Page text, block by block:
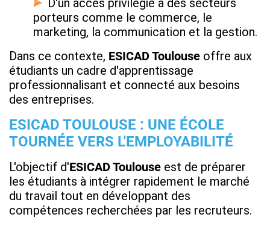
porteurs comme le commerce, le
marketing, la communication et la gestion.
Dans ce contexte, ESICAD Toulouse offre aux
étudiants un cadre d'apprentissage
professionnalisant et connecté aux besoins
des entreprises.
ESICAD TOULOUSE : UNE ÉCOLE
TOURNÉE VERS L'EMPLOYABILITÉ
L'objectif d'ESICAD Toulouse est de préparer
les étudiants à intégrer rapidement le marché
du travail tout en développant des
compétences recherchées par les recruteurs.